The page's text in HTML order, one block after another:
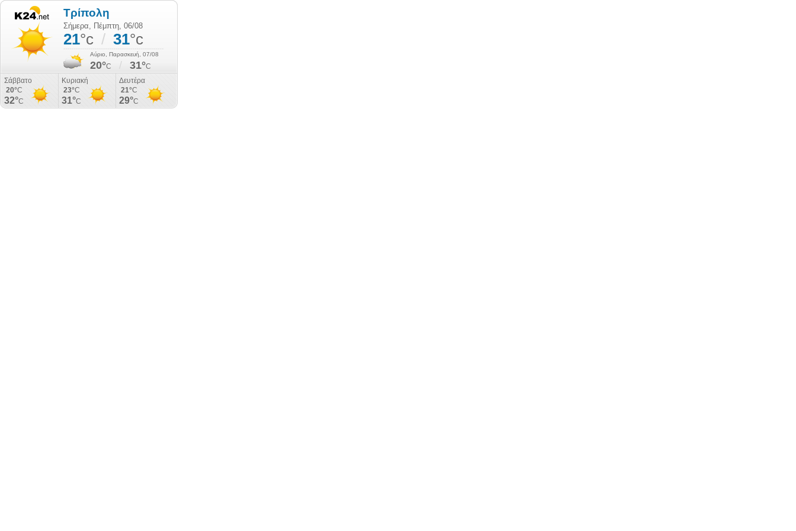
Τρίπολη
Σήμερα, Πέμπτη, 06/08
21°c / 31°c
Αύριο, Παρασκευή, 07/08
20°C / 31°C
Σάββατο
20°C
32°C
Κυριακή
23°C
31°C
Δευτέρα
21°C
29°C